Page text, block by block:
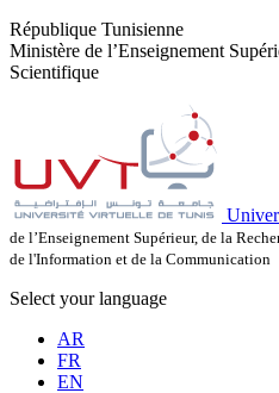
République Tunisienne
Ministère de l’Enseignement
Scientifique
de l’Enseignement Supérieur, de la
de l'Information et de la Communication
Select your language
AR
FR
EN